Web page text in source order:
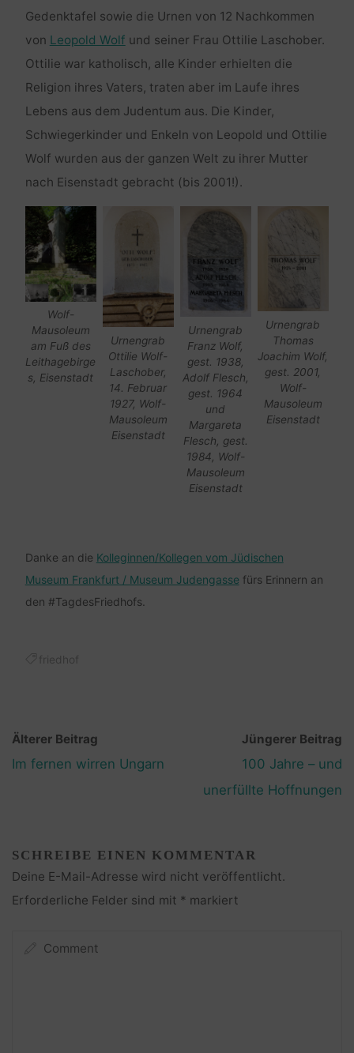
Gedenktafel sowie die Urnen von 12 Nachkommen
von Leopold Wolf und seiner Frau Ottilie Laschober.
Ottilie war katholisch, alle Kinder erhielten die
Religion ihres Vaters, traten aber im Laufe ihres
Lebens aus dem Judentum aus. Die Kinder,
Schwiegerkinder und Enkeln von Leopold und Ottilie
Wolf wurden aus der ganzen Welt zu ihrer Mutter
nach Eisenstadt gebracht (bis 2001!).
Wolf-
Mausoleum
am Fuß des
Leithagebirge
s, Eisenstadt
Urnengrab
Ottilie Wolf-
Laschober,
14. Februar
1927, Wolf-
Mausoleum
Eisenstadt
Urnengrab
Franz Wolf,
gest. 1938,
Adolf Flesch,
gest. 1964
und
Margareta
Flesch, gest.
1984, Wolf-
Mausoleum
Eisenstadt
Urnengrab
Thomas
Joachim Wolf,
gest. 2001,
Wolf-
Mausoleum
Eisenstadt
Danke an die Kolleginnen/Kollegen vom Jüdischen
Museum Frankfurt / Museum Judengasse fürs Erinnern an
den #TagdesFriedhofs.
friedhof
Älterer Beitrag
Im fernen wirren Ungarn
Jüngerer Beitrag
100 Jahre – und
unerfüllte Hoffnungen
SCHREIBE EINEN KOMMENTAR
Deine E-Mail-Adresse wird nicht veröffentlicht.
Erforderliche Felder sind mit * markiert